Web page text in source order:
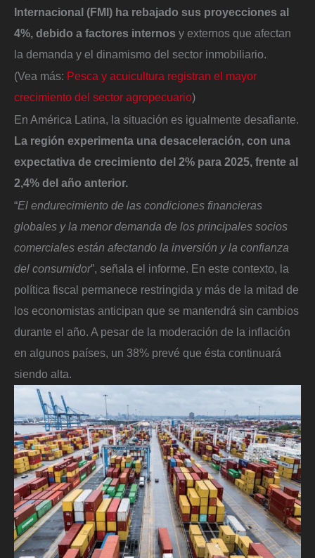
Internacional (FMI) ha rebajado sus proyecciones al
4%, debido a factores internos y externos que afectan
la demanda y el dinamismo del sector inmobiliario.
(Vea más: Pesca y acuicultura registran el mayor
crecimiento del sector agropecuario)
En América Latina, la situación es igualmente desafiante.
La región experimenta una desaceleración, con una
expectativa de crecimiento del 2% para 2025, frente al
2,4% del año anterior.
“El endurecimiento de las condiciones financieras
globales y la menor demanda de los principales socios
comerciales están afectando la inversión y la confianza
del consumidor”, señala el informe. En este contexto, la
política fiscal permanece restringida y más de la mitad de
los economistas anticipan que se mantendrá sin cambios
durante el año. A pesar de la moderación de la inflación
en algunos países, un 38% prevé que ésta continuará
siendo alta.